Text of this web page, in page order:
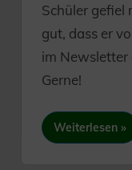
Schüler gefiel
gut, dass er
im Newsletter
Gerne!
Weiterlesen